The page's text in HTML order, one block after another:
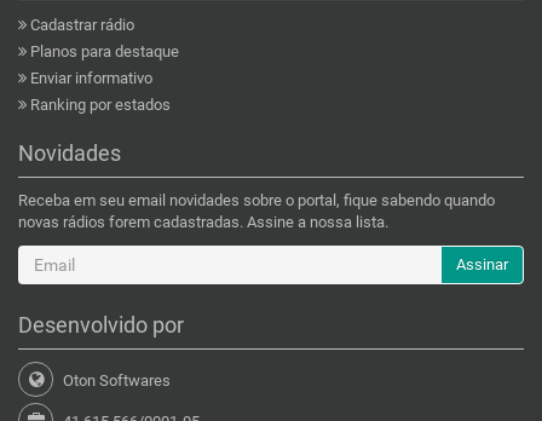
Cadastrar rádio
Planos para destaque
Enviar informativo
Ranking por estados
Novidades
Receba em seu email novidades sobre o portal, fique sabendo quando
novas rádios forem cadastradas. Assine a nossa lista.
Assinar
Desenvolvido por
Oton Softwares